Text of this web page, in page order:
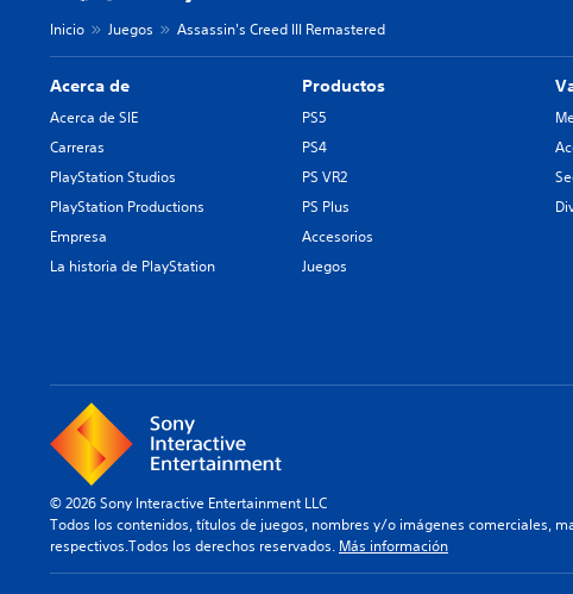
Inicio Juegos Assassin's Creed III Remastered
Acerca de
Acerca de SIE
Carreras
PlayStation Studios
PlayStation Productions
Empresa
La historia de PlayStation
Productos
PS5
PS4
PS VR2
PS Plus
Accesorios
Juegos
© 2026 Sony Interactive Entertainment LLC
Todos los contenidos, títulos de juegos, nombres y/o imágenes comerciales,
respectivos.Todos los derechos reservados. Más información